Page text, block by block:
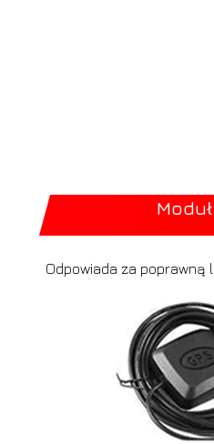
Zobacz koszyk
Odpowiada za poprawną